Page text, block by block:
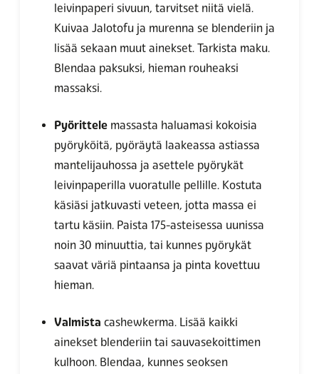
leivinpaperi sivuun, tarvitset niitä vielä.
Kuivaa Jalotofu ja murenna se blenderiin ja
lisää sekaan muut ainekset. Tarkista maku.
Blendaa paksuksi, hieman rouheaksi
massaksi.
Pyörittele massasta haluamasi kokoisia
pyöryköitä, pyöräytä laakeassa astiassa
mantelijauhossa ja asettele pyörykät
leivinpaperilla vuoratulle pellille. Kostuta
käsiäsi jatkuvasti veteen, jotta massa ei
tartu käsiin. Paista 175-asteisessa uunissa
noin 30 minuuttia, tai kunnes pyörykät
saavat väriä pintaansa ja pinta kovettuu
hieman.
Valmista cashewkerma. Lisää kaikki
ainekset blenderiin tai sauvasekoittimen
kulhoon. Blendaa, kunnes seoksen